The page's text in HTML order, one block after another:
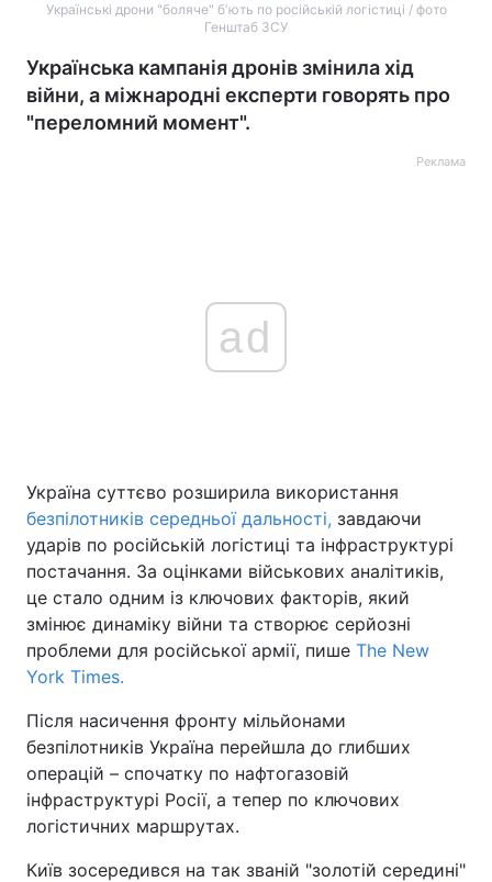
Україна Політика
Економіка Світ
Спорт Наука
Техно і зв'язок Лайт
Зброя Інциденти
Туризм
Цікавинки Погода
Українські дрони "боляче" бʼють по російській логістиці / фото
Генштаб ЗСУ
Українська кампанія дронів змінила хід
війни, а міжнародні експерти говорять про
"переломний момент".
Реклама
ad
Україна суттєво розширила використання
безпілотників середньої дальності, завдаючи
ударів по російській логістиці та інфраструктурі
постачання. За оцінками військових аналітиків,
це стало одним із ключових факторів, який
змінює динаміку війни та створює серйозні
проблеми для російської армії, пише The New
York Times.
Після насичення фронту мільйонами
безпілотників Україна перейшла до глибших
операцій – спочатку по нафтогазовій
інфраструктурі Росії, а тепер по ключових
логістичних маршрутах.
Київ зосередився на так званій "золотій середині"